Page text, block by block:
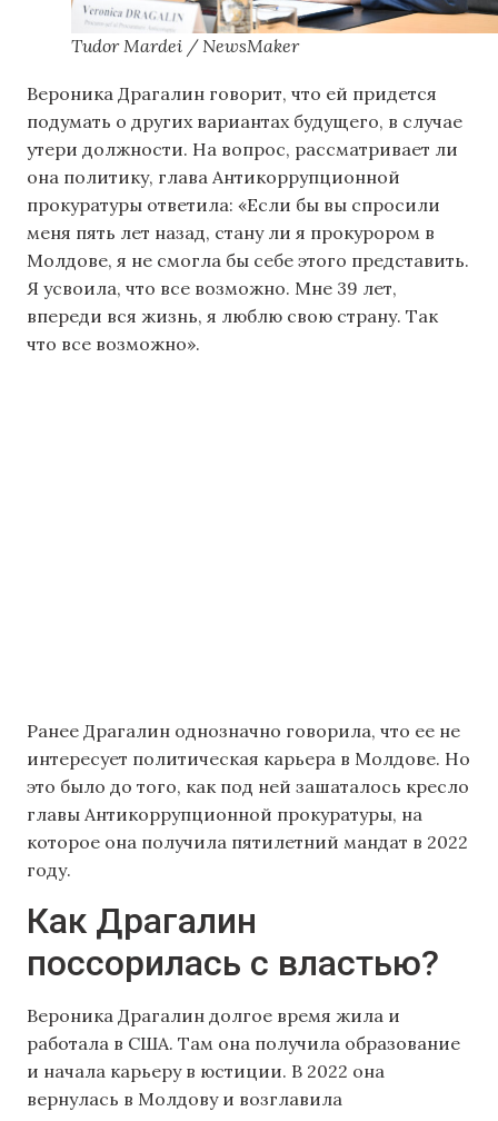
Tudor Mardei / NewsMaker
Вероника Драгалин говорит, что ей придется
подумать о других вариантах будущего, в случае
утери должности. На вопрос, рассматривает ли
она политику, глава Антикоррупционной
прокуратуры ответила: «Если бы вы спросили
меня пять лет назад, стану ли я прокурором в
Молдове, я не смогла бы себе этого представить.
Я усвоила, что все возможно. Мне 39 лет,
впереди вся жизнь, я люблю свою страну. Так
что все возможно».
Ранее Драгалин однозначно говорила, что ее не
интересует политическая карьера в Молдове. Но
это было до того, как под ней зашаталось кресло
главы Антикоррупционной прокуратуры, на
которое она получила пятилетний мандат в 2022
году.
Как Драгалин
поссорилась с властью?
Вероника Драгалин долгое время жила и
работала в США. Там она получила образование
и начала карьеру в юстиции. В 2022 она
вернулась в Молдову и возглавила